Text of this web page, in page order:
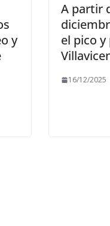
y
A partir
el pico y
16/12/2025